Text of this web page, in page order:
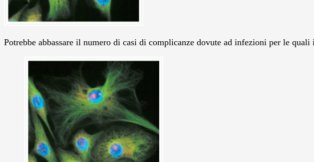
Potrebbe abbassare il numero di casi di complicanze dovute ad infezioni per le